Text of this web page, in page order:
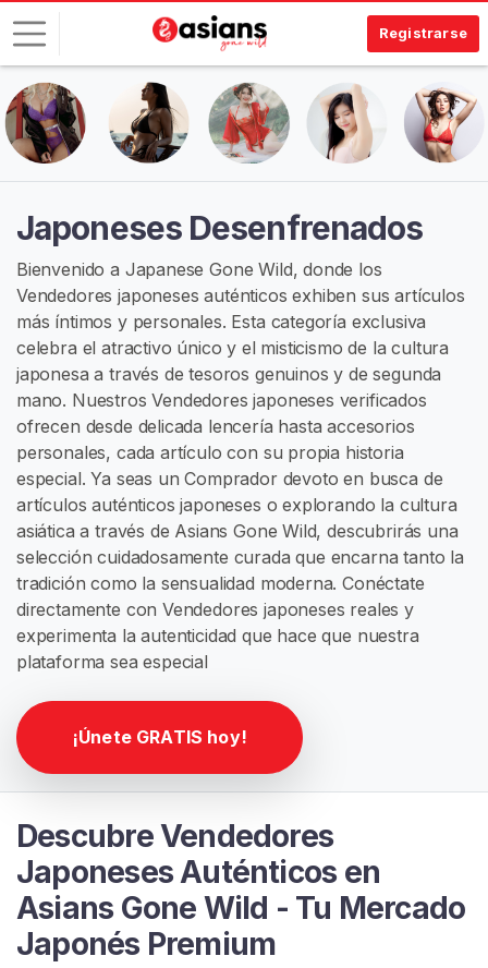
Registrarse
Japoneses Desenfrenados
Bienvenido a Japanese Gone Wild, donde los
Vendedores japoneses auténticos exhiben sus artículos
más íntimos y personales. Esta categoría exclusiva
celebra el atractivo único y el misticismo de la cultura
japonesa a través de tesoros genuinos y de segunda
mano. Nuestros Vendedores japoneses verificados
ofrecen desde delicada lencería hasta accesorios
personales, cada artículo con su propia historia
especial. Ya seas un Comprador devoto en busca de
artículos auténticos japoneses o explorando la cultura
asiática a través de Asians Gone Wild, descubrirás una
selección cuidadosamente curada que encarna tanto la
tradición como la sensualidad moderna. Conéctate
directamente con Vendedores japoneses reales y
experimenta la autenticidad que hace que nuestra
plataforma sea especial
¡Únete GRATIS hoy!
Descubre Vendedores
Japoneses Auténticos en
Asians Gone Wild - Tu Mercado
Japonés Premium
I
n
i
c
a
r
S
e
s
i
ó
n
R
E
G
I
T
R
A
S
E
A
T
I
I
n
c